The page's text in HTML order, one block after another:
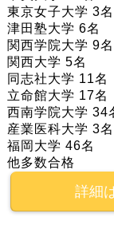
東京女子大学 3名
津田塾大学 6名
関西学院大学 9名
関西大学 5名
同志社大学 11名
立命館大学 17名
西南学院大学 34
産業医科大学 3名
福岡大学 46名
他多数合格
詳細